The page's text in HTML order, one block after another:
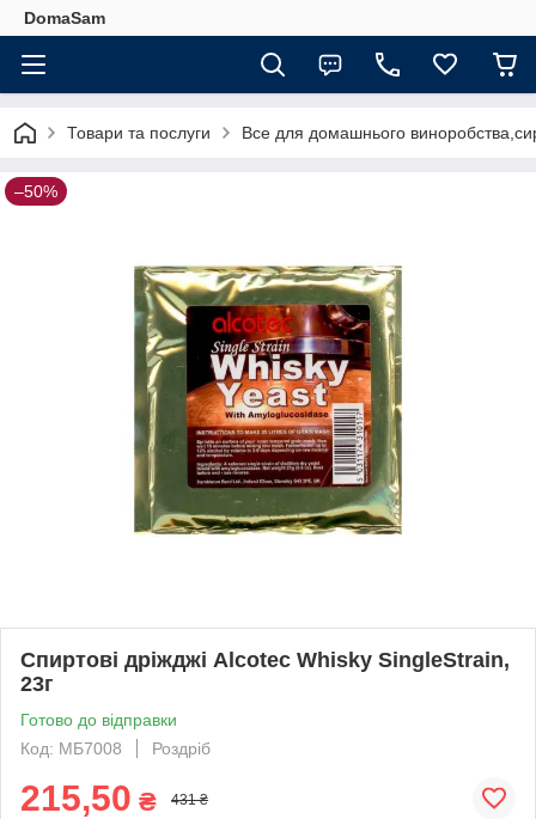
DomaSam
Товари та послуги Все для домашнього
–50%
Спиртові дріжджі Alcotec Whisky SingleStrain,
23г
Готово до відправки
Код: МБ7008
Роздріб
215,50 ₴ 431 ₴